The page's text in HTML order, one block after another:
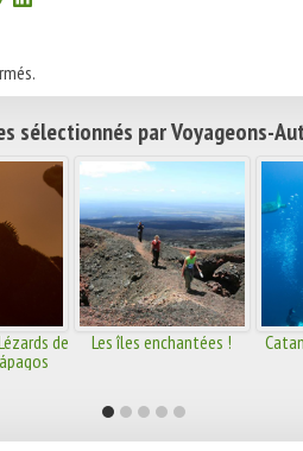
sélectionnés par Voyageons-
de
Les îles enchantées !